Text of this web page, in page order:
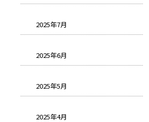
2025年7月
2025年6月
2025年5月
2025年4月